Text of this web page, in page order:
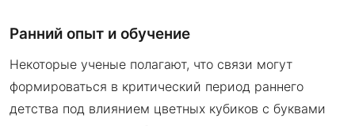
Ранний опыт и обучение
Некоторые ученые полагают, что связи могут
формироваться в критический период раннего
детства под влиянием цветных кубиков с буквами